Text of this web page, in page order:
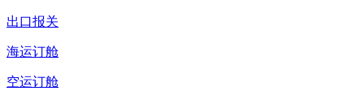
出口报关
海运订舱
空运订舱